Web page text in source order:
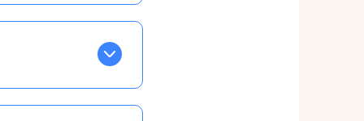
Tapez sur celle
EN VERT
la semaine, mais
ainsi vous